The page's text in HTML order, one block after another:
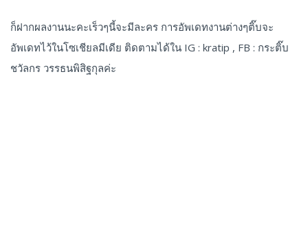
ก็ฝากผลงานนะคะเร็วๆนี้จะมีละคร การอัพเดทงานต่างๆติ๊บจะ
อัพเดทไว้ในโซเชียลมีเดีย ติดตามได้ใน IG : kratip , FB : กระติ๊บ
ชวัลกร วรรธนพิสิฐกุลค่ะ